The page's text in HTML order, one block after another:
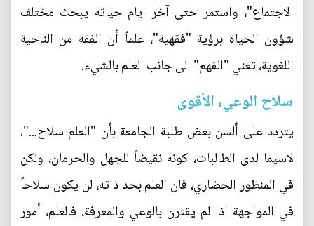
الاجتماع"، واستمر حتى آخر ايام حياته يبحث مختلف
شؤون الحياة برؤية "فقهية"، علماً أن الفقه من الناحية
اللغوية، تعني "الفهم" الى جانب العلم بالشيء.
سلاح الوعي، الأقوى
يتردد على ألسن بعض طلبة الجامعة بأن "العلم سلاح..."،
لاسيما لدى الطالبات، كونه نقيضاً للجهل والحرمان، ولكن
في المنظور الحضاري، فان العلم بحد ذاته، لن يكون سلاحاً
في المواجهة اذا لم يقترن بالوعي والمعرفة، فالعلم، أمور